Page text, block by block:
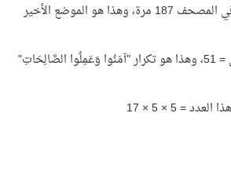
لقد وردت كلمة "الحق" في المصحف 187 مرة، وهذا هو الموضع الأخير
لاحظ الفرق بين العددين = 51، وهذا هو تكرار "آمَنُوا وَعَمِلُوا الصَّالِحَاتِ"